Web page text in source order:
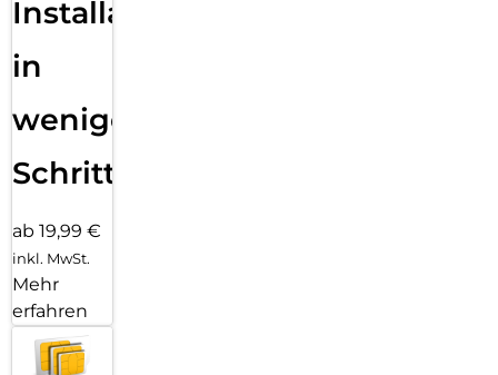
Unsere BioTracker-Technologie erfasst deine Herzfrequenz in
Echtzeit, deine Schlafqualität, den Blutsauerstoffgehalt und
dein Stressniveau und benachrichtigt dich bei ungewöhnlich
hohen oder niedrigen Werten deiner Vitaldaten.
Tätige und empfange Bluetooth-Anrufe direkt über dein
Handgelenk, ohne dein Smartphone in die Hand nehmen zu
müssen. Nutze Zepp Flow, um deine Uhr per Sprachbefehl zu
steuern, und sende Sprachnachrichten-zu-Text-Antworten auf
Installation
in
wenigen
Schritten
ab 19,99 €
inkl. MwSt.
Mehr
erfahren